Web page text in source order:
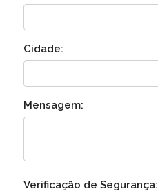
Cidade:
Mensagem:
Verificação de Segurança: